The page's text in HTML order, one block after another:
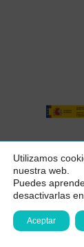
Utilizamos
nuestra web.
Puedes
desactivarlas
Aceptar